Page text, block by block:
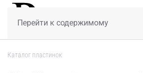
Перейти к содержимому
Каталог пластинок